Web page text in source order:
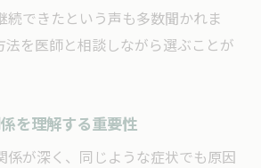
続できたという声も多数聞かれま
法を医師と相談しながら選ぶことが
を理解する重要性
係が深く、同じような症状でも原因